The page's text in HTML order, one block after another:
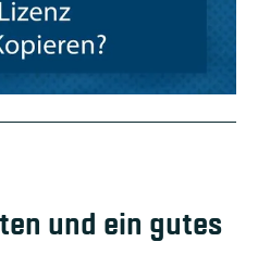
und ein gutes